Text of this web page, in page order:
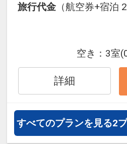
旅行代金 （航空券+宿泊
空き： 3室
詳細
すべてのプランを見る2